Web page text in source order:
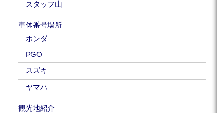
スタッフ山
車体番号場所
ホンダ
PGO
スズキ
ヤマハ
観光地紹介